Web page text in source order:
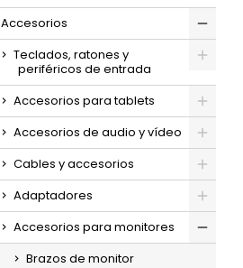
Accesorios
Teclados, ratones y
periféricos de entrada
Accesorios para tablets
Accesorios de audio y vídeo
Cables y accesorios
Adaptadores
Accesorios para monitores
Brazos de monitor